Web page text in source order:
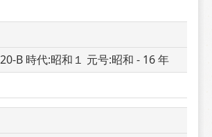
B 時代:昭和１ 元号:昭和 - 16 年